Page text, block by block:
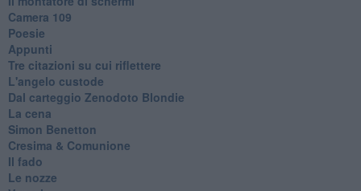
Camera 109
Poesie
Appunti
Tre citazioni su cui riflettere
L'angelo custode
Dal carteggio Zenodoto Blondie
La cena
Simon Benetton
Cresima & Comunione
Il fado
Le nozze